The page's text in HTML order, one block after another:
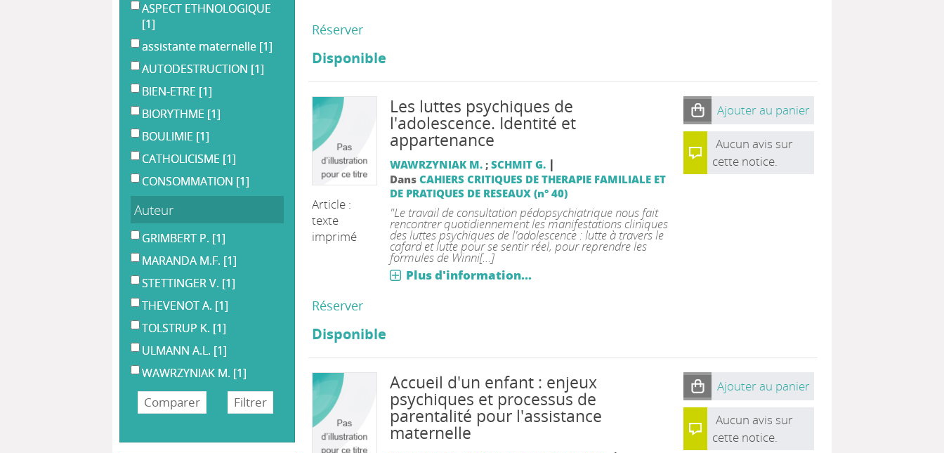
Réserver
Disponible
Article :
texte
imprimé
Les luttes psychiques de
l'adolescence. Identité et
appartenance
WAWRZYNIAK M.; SCHMIT G. |
Dans CAHIERS CRITIQUES DE THERAPIE FAMILIALE ET
DE PRATIQUES DE RESEAUX (n° 40)
"Le travail de consultation pédopsychiatrique nous fait
rencontrer quotidiennement les manifestations cliniques
des luttes psychiques de l'adolescence : lutte à travers le
cafard et lutte pour se sentir réel, pour reprendre les
formules de Winni[...]
Plus d'information...
Ajouter au panier
Aucun avis sur
cette notice.
Réserver
Disponible
Accueil d'un enfant : enjeux
psychiques et processus de
parentalité pour l'assistance
maternelle
Ajouter au panier
Aucun avis sur
cette notice.
ASPECT ETHNOLOGIQUE
[1]
assistante maternelle [1]
AUTODESTRUCTION [1]
BIEN-ETRE [1]
BIORYTHME [1]
BOULIMIE [1]
CATHOLICISME [1]
CONSOMMATION [1]
Auteur
GRIMBERT P. [1]
MARANDA M.F. [1]
STETTINGER V. [1]
THEVENOT A. [1]
TOLSTRUP K. [1]
ULMANN A.L. [1]
WAWRZYNIAK M. [1]